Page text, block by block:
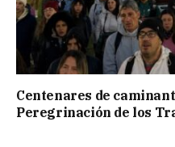
Centenares de
Peregrinación de los